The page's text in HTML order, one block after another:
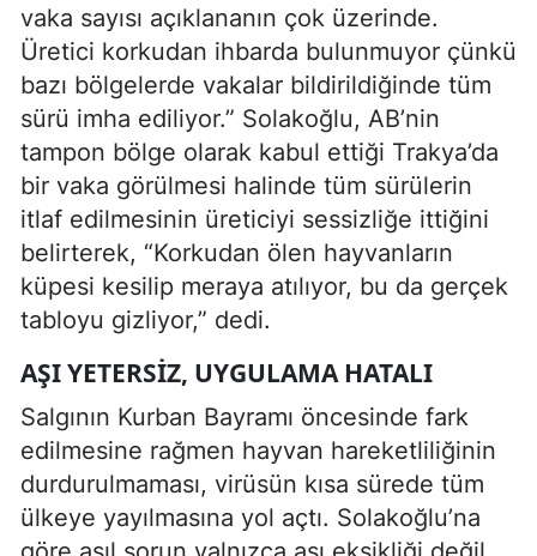
vaka sayısı açıklananın çok üzerinde.
Üretici korkudan ihbarda bulunmuyor çünkü
bazı bölgelerde vakalar bildirildiğinde tüm
sürü imha ediliyor.” Solakoğlu, AB’nin
tampon bölge olarak kabul ettiği Trakya’da
bir vaka görülmesi halinde tüm sürülerin
itlaf edilmesinin üreticiyi sessizliğe ittiğini
belirterek, “Korkudan ölen hayvanların
küpesi kesilip meraya atılıyor, bu da gerçek
tabloyu gizliyor,” dedi.
AŞI YETERSIZ, UYGULAMA HATALI
Salgının Kurban Bayramı öncesinde fark
edilmesine rağmen hayvan hareketliliğinin
durdurulmaması, virüsün kısa sürede tüm
ülkeye yayılmasına yol açtı. Solakoğlu’na